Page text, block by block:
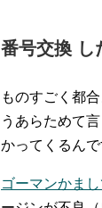
番号交換 し
ものすごく都
うあらためて
かってくるん
ゴーマンかま